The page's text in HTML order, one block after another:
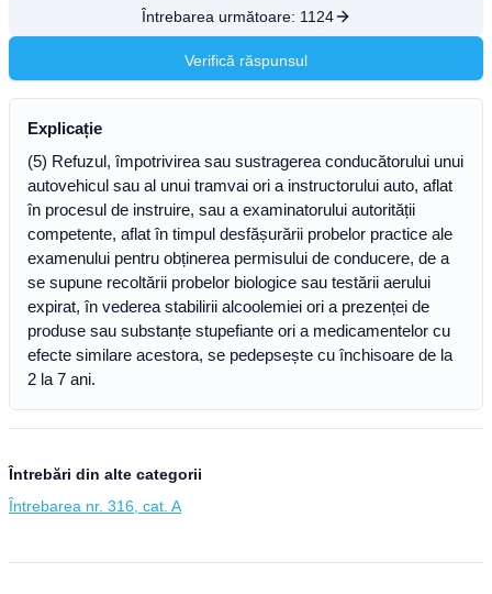
Întrebarea următoare: 1124
Verifică răspunsul
Explicație
(5) Refuzul, împotrivirea sau sustragerea conducătorului unui
autovehicul sau al unui tramvai ori a instructorului auto, aflat
în procesul de instruire, sau a examinatorului autorității
competente, aflat în timpul desfășurării probelor practice ale
examenului pentru obținerea permisului de conducere, de a
se supune recoltării probelor biologice sau testării aerului
expirat, în vederea stabilirii alcoolemiei ori a prezenței de
produse sau substanțe stupefiante ori a medicamentelor cu
efecte similare acestora, se pedepsește cu închisoare de la
2 la 7 ani.
Întrebări din alte categorii
Întrebarea nr. 316, cat. A